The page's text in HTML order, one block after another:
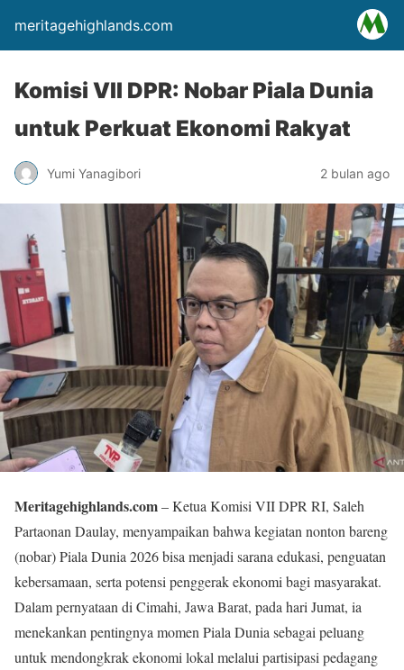
meritagehighlands.com
Komisi VII DPR: Nobar Piala Dunia
untuk Perkuat Ekonomi Rakyat
Yumi Yanagibori 2 bulan ago
Meritagehighlands.com– Ketua Komisi VII DPR RI, Saleh
Partaonan Daulay, menyampaikan bahwa kegiatan nonton bareng
(nobar) Piala Dunia 2026 bisa menjadi sarana edukasi, penguatan
kebersamaan, serta potensi penggerak ekonomi bagi masyarakat.
Dalam pernyataan di Cimahi, Jawa Barat, pada hari Jumat, ia
menekankan pentingnya momen Piala Dunia sebagai peluang
untuk mendongkrak ekonomi lokal melalui partisipasi pedagang